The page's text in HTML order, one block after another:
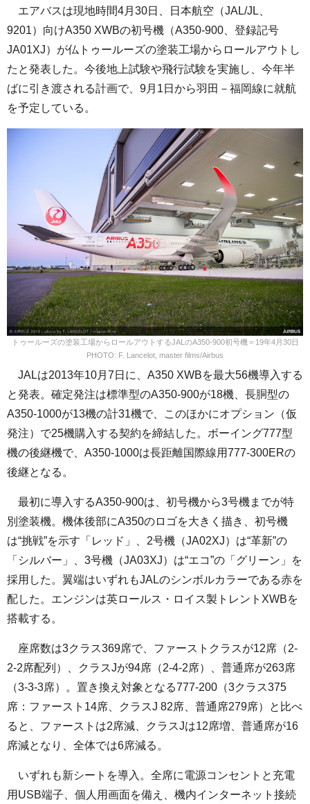
エアバスは現地時間4月30日、日本航空（JAL/JL、
9201）向けA350 XWBの初号機（A350-900、登録記号
JA01XJ）が仏トゥールーズの塗装工場からロールアウトし
たと発表した。今後地上試験や飛行試験を実施し、今年半
ばに引き渡される計画で、9月1日から羽田－福岡線に就航
を予定している。
トゥールーズの塗装工場からロールアウトするJALのA350-900初号機＝19年4月30日
PHOTO: F. Lancelot, master films/Airbus
JALは2013年10月7日に、A350 XWBを最大56機導入する
と発表。確定発注は標準型のA350-900が18機、長胴型の
A350-1000が13機の計31機で、このほかにオプション（仮
発注）で25機購入する契約を締結した。ボーイング777型
機の後継機で、A350-1000は長距離国際線用777-300ERの
後継となる。
最初に導入するA350-900は、初号機から3号機までが特
別塗装機。機体後部にA350のロゴを大きく描き、初号機
は“挑戦”を示す「レッド」、2号機（JA02XJ）は“革新”の
「シルバー」、3号機（JA03XJ）は“エコ”の「グリーン」を
採用した。翼端はいずれもJALのシンボルカラーである赤を
配した。エンジンは英ロールス・ロイス製トレントXWBを
搭載する。
座席数は3クラス369席で、ファーストクラスが12席（2-
2-2席配列）、クラスJが94席（2-4-2席）、普通席が263席
（3-3-3席）。置き換え対象となる777-200（3クラス375
席：ファースト14席、クラスJ 82席、普通席279席）と比べ
ると、ファーストは2席減、クラスJは12席増、普通席が16
席減となり、全体では6席減る。
いずれも新シートを導入。全席に電源コンセントと充電
用USB端子、個人用画面を備え、機内インターネット接続